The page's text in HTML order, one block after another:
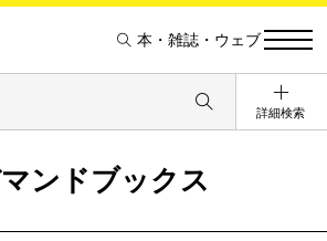
本・雑誌・ウェブ
詳細検索
ンドブックス